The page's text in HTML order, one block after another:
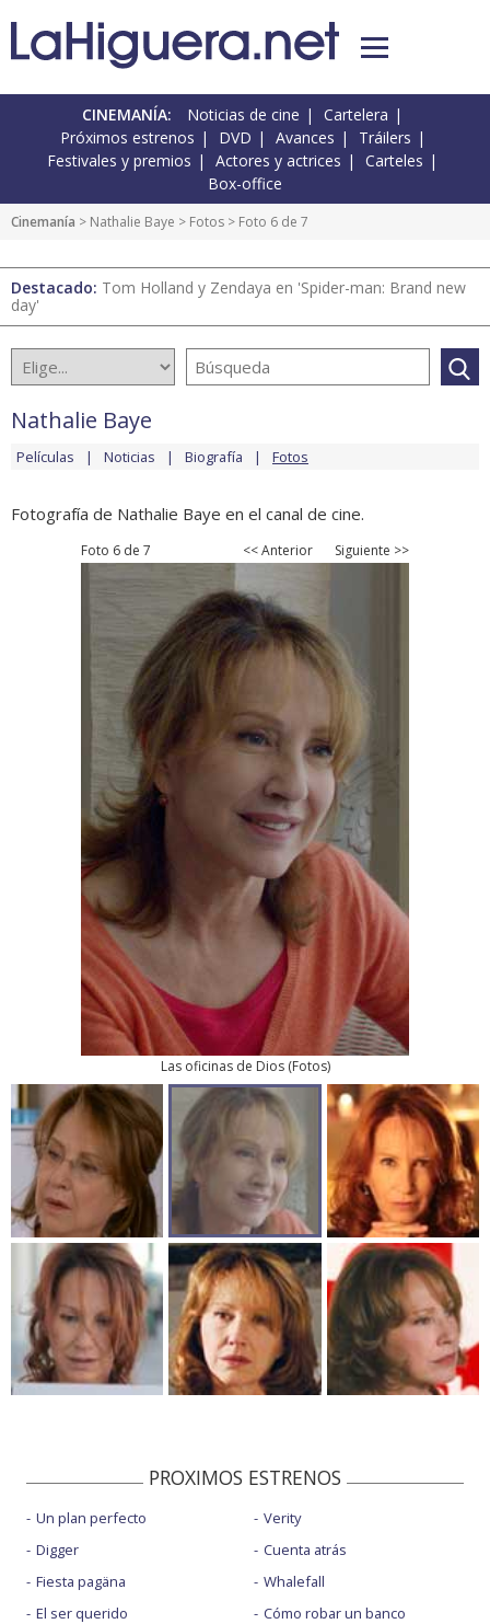
CINEMANÍA: Noticias de cine
Cartelera
Próximos estrenos
DVD Avances
Tráilers
Festivales y premios
Actores y actrices
Carteles
Box-office
Cinemanía > Nathalie Baye > Fotos > Foto 6 de 7
Destacado: Tom Holland y Zendaya en 'Spider-man: Brand new
day'
Nathalie Baye
Películas Noticias Biografía Fotos
Fotografía de Nathalie Baye en el canal de cine.
Foto 6 de 7 << Anterior Siguiente >>
Las oficinas de Dios(Fotos)
PROXIMOS ESTRENOS
Un plan perfecto
Digger
Fiesta pagäna
El ser querido
Verity
Cuenta atrás
Whalefall
Cómo robar un banco